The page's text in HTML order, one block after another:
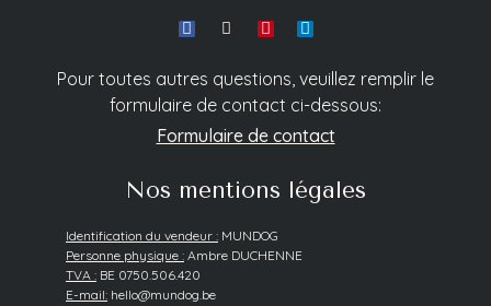
Pour toutes autres questions, veuillez remplir le
formulaire de contact ci-dessous:
Formulaire de contact
Nos mentions légales
Identification du vendeur : MUNDOG
Personne physique : Ambre DUCHENNE
TVA : BE 0750.506.420
E-mail: hello@mundog.be